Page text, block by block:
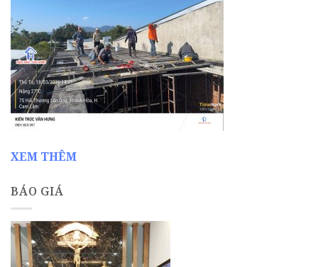
XEM THÊM
BÁO GIÁ